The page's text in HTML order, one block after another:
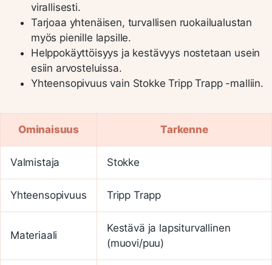
virallisesti.
Tarjoaa yhtenäisen, turvallisen ruokailualustan
myös pienille lapsille.
Helppokäyttöisyys ja kestävyys nostetaan usein
esiin arvosteluissa.
Yhteensopivuus vain Stokke Tripp Trapp -malliin.
Ominaisuus Tarkenne
Valmistaja Stokke
Yhteensopivuus Tripp Trapp
Materiaali
Kestävä ja lapsiturvallinen
(muovi/puu)